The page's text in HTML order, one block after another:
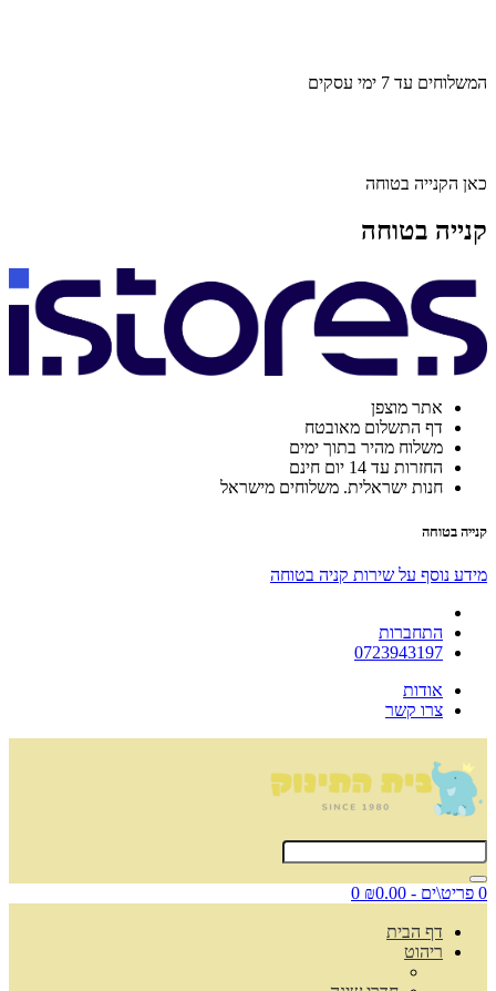
המשלוחים עד 7 ימי עסקים
כאן הקנייה בטוחה
קנייה בטוחה
אתר מוצפן
דף התשלום מאובטח
משלוח מהיר בתוך ימים
החזרות עד 14 יום חינם
חנות ישראלית. משלוחים מישראל
קנייה בטוחה
מידע נוסף על שירות קניה בטוחה
התחברות
0723943197
אודות
צרו קשר
0 פריט\ים - ₪0.00 0
דף הבית
ריהוט